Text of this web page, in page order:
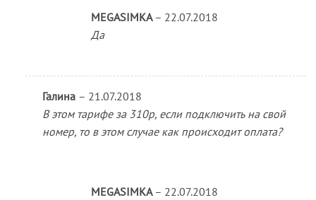
MEGASIMKA – 22.07.2018
Да
Галина – 21.07.2018
В этом тарифе за 310р, если подключить на свой
номер, то в этом случае как происходит оплата?
MEGASIMKA – 22.07.2018